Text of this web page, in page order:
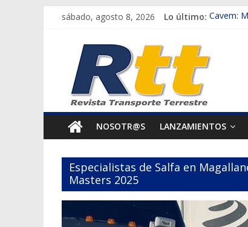
Saltarsábado, agosto 8, 2026 Lo último: Cavem:
Chile es
Rtt
Revista
Transporte
Terrestre
Autos,
camiones,
motos,
información
NOSOTR@S LANZAMIENTOS
Especialistas de Salfa en
Masters 2025